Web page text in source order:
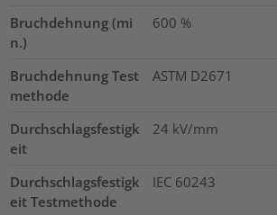
Bruchdehnung (mi
n.)
600 %
Bruchdehnung Test
methode
ASTM D2671
Durchschlagsfestigk
eit
24 kV/mm
Durchschlagsfestigk
eit Testmethode
IEC 60243